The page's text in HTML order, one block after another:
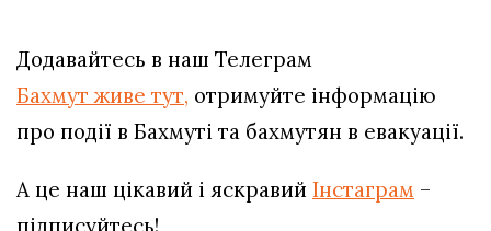
Додавайтесь в наш Телеграм
Бахмут живе тут, отримуйте інформацію
про події в Бахмуті та бахмутян в евакуації.
А це наш цікавий і яскравий Інстаграм –